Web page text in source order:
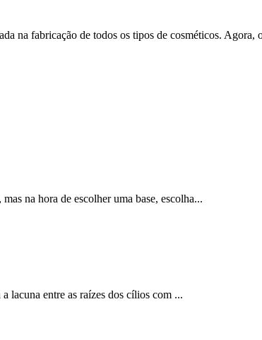
na fabricação de todos os tipos de cosméticos.
na hora de escolher uma base, escolha...
lacuna entre as raízes dos cílios com ...